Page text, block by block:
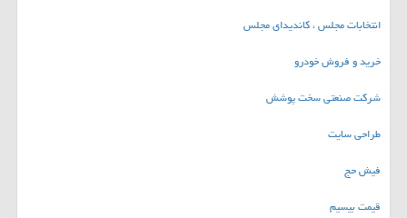
انتخابات مجلس ، کاندیدای مجلس
خرید و فروش خودرو
شرکت صنعتی سخت پوشش
طراحی سایت
فیش حج
قیمت بیسیم